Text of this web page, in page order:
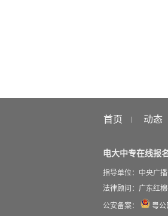
首页 动态
电大中专在线报
指导单位：中央广
法律顾问：广东红
公安备案：
粤公